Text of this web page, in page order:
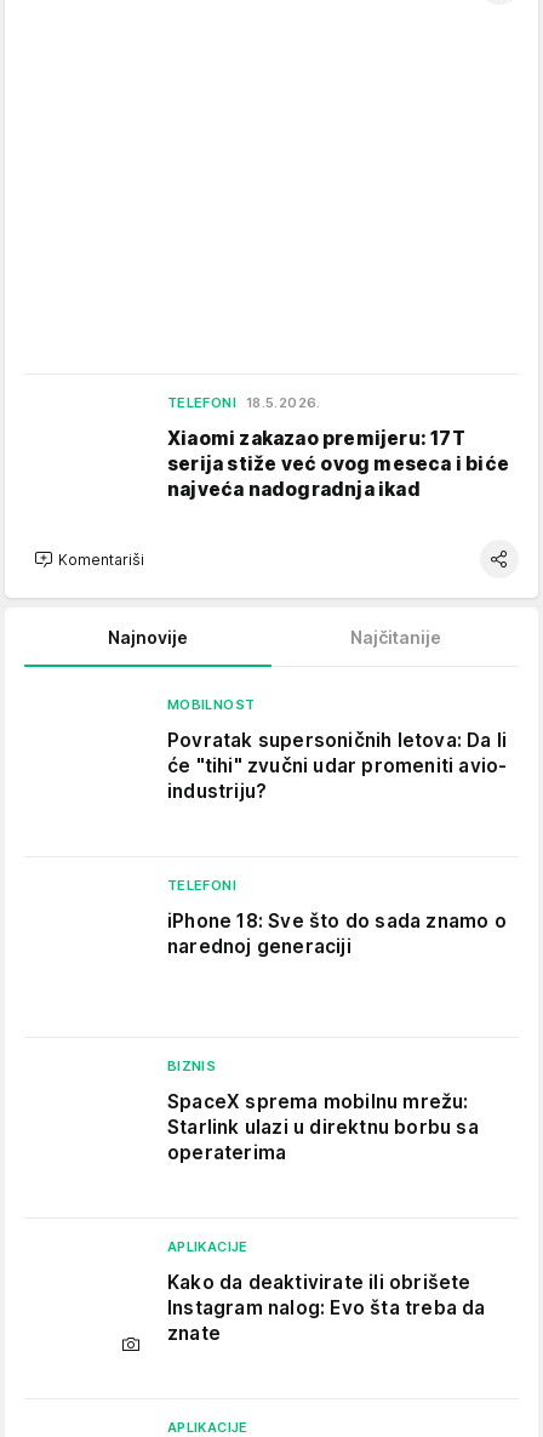
TELEFONI 18.5.2026.
Xiaomi zakazao premijeru: 17T
serija stiže već ovog meseca i biće
najveća nadogradnja ikad
Komentariši
Najnovije Najčitanije
MOBILNOST
Povratak supersoničnih letova: Da li
će "tihi" zvučni udar promeniti avio-
industriju?
TELEFONI
iPhone 18: Sve što do sada znamo o
narednoj generaciji
BIZNIS
SpaceX sprema mobilnu mrežu:
Starlink ulazi u direktnu borbu sa
operaterima
APLIKACIJE
Kako da deaktivirate ili obrišete
Instagram nalog: Evo šta treba da
znate
APLIKACIJE